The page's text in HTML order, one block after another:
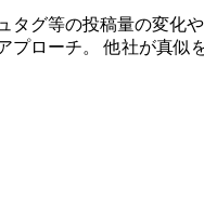
タグ等の投稿量の変化
ローチ。 他社が真似